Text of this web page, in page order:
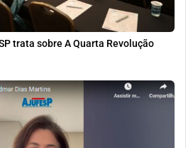
trata sobre A Quarta Revolução